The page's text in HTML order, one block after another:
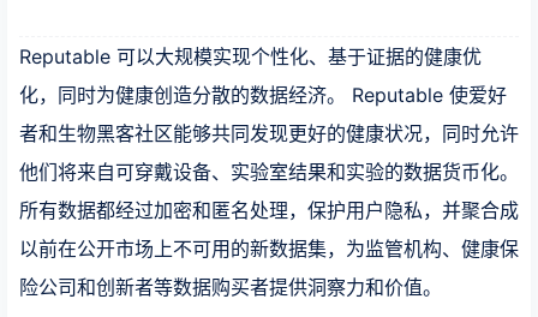
Reputable 可以大规模实现个性化、基于证据的健康优
化，同时为健康创造分散的数据经济。 Reputable 使爱好
者和生物黑客社区能够共同发现更好的健康状况，同时允许
他们将来自可穿戴设备、实验室结果和实验的数据货币化。
所有数据都经过加密和匿名处理，保护用户隐私，并聚合成
以前在公开市场上不可用的新数据集，为监管机构、健康保
险公司和创新者等数据购买者提供洞察力和价值。